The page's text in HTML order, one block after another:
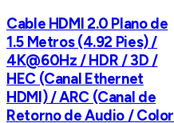
Cable HDMI 2.0 Plano de
1.5 Metros (4.92 Pies) /
4K@60Hz / HDR / 3D /
HEC (Canal Ethernet
HDMI) / ARC (Canal de
Retorno de Audio / Color